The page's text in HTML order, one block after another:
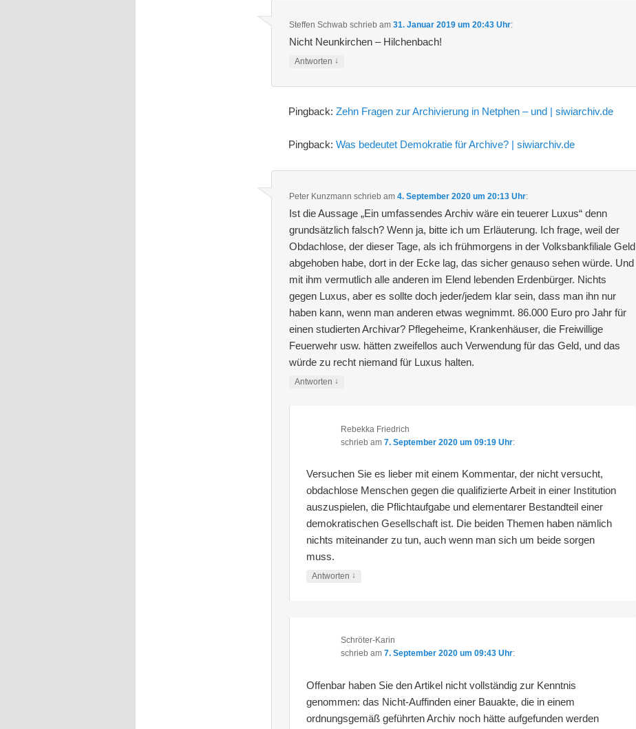
Steffen Schwab schrieb am 31. Januar 2019 um 20:43 Uhr:
Nicht Neunkirchen – Hilchenbach!
Antworten ↓
Pingback: Zehn Fragen zur Archivierung in Netphen – und | siwiarchiv.de
Pingback: Was bedeutet Demokratie für Archive? | siwiarchiv.de
Peter Kunzmann schrieb am 4. September 2020 um 20:13 Uhr:
Ist die Aussage „Ein umfassendes Archiv wäre ein teuerer Luxus“ denn
grundsätzlich falsch? Wenn ja, bitte ich um Erläuterung. Ich frage, weil der
Obdachlose, der dieser Tage, als ich frühmorgens in der Volksbankfiliale Geld
abgehoben habe, dort in der Ecke lag, das sicher genauso sehen würde. Und
mit ihm vermutlich alle anderen im Elend lebenden Erdenbürger. Nichts
gegen Luxus, aber es sollte doch jeder/jedem klar sein, dass man ihn nur
haben kann, wenn man anderen etwas wegnimmt. 86.000 Euro pro Jahr für
einen studierten Archivar? Pflegeheime, Krankenhäuser, die Freiwillige
Feuerwehr usw. hätten zweifellos auch Verwendung für das Geld, und das
würde zu recht niemand für Luxus halten.
Antworten ↓
Rebekka Friedrich
schrieb am7. September 2020 um 09:19 Uhr:
Versuchen Sie es lieber mit einem Kommentar, der nicht versucht,
obdachlose Menschen gegen die qualifizierte Arbeit in einer Institution
auszuspielen, die Pflichtaufgabe und elementarer Bestandteil einer
demokratischen Gesellschaft ist. Die beiden Themen haben nämlich
nichts miteinander zu tun, auch wenn man sich um beide sorgen
muss.
Antworten ↓
Schröter-Karin
schrieb am7. September 2020 um 09:43 Uhr:
Offenbar haben Sie den Artikel nicht vollständig zur Kenntnis
genommen: das Nicht-Auffinden einer Bauakte, die in einem
ordnungsgemäß geführten Archiv noch hätte aufgefunden werden